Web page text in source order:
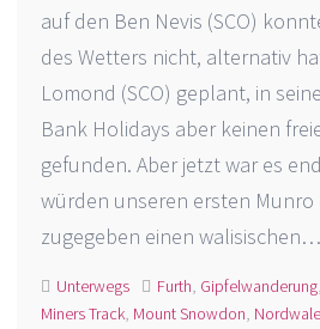
auf den Ben Nevis (SCO)
des Wetters nicht, alternativ
Lomond (SCO) geplant, in
Bank Holidays aber keinen
gefunden. Aber jetzt war es
würden unseren ersten
zugegeben einen walisischen…
Unterwegs Furth, Gipfelwanderung,
Miners Track, Mount Snowdon,